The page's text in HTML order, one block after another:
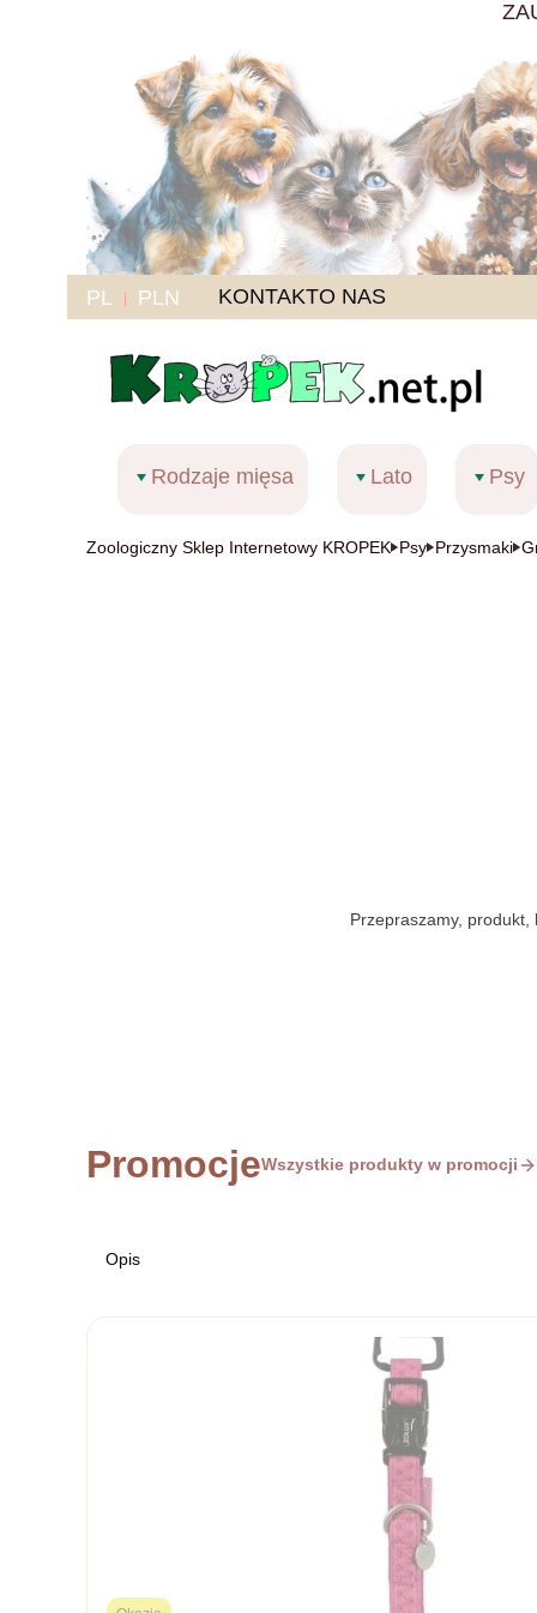
PL PLN KONTAKTO NAS
Rodzaje mięsa Lato Psy
Zoologiczny Sklep Internetowy KROPEK Psy Przysmaki
Przepraszamy, produkt,
PromocjeWszystkie produkty w promocji
Opis